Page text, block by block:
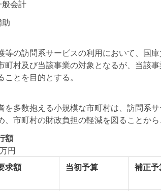
般会計
助
等の訪問系サービスの利用において、国
町村及び当該事業の対象となるが、当該
ことを目的とする。
を多数抱える小規模な市町村は、訪問系
、市町村の財政負担の軽減を図ることか
額
円
求額 当初予算 補正予